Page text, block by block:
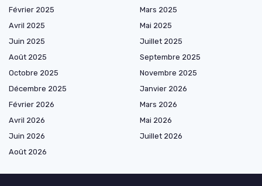
Février 2025
Mars 2025
Avril 2025
Mai 2025
Juin 2025
Juillet 2025
Août 2025
Septembre 2025
Octobre 2025
Novembre 2025
Décembre 2025
Janvier 2026
Février 2026
Mars 2026
Avril 2026
Mai 2026
Juin 2026
Juillet 2026
Août 2026